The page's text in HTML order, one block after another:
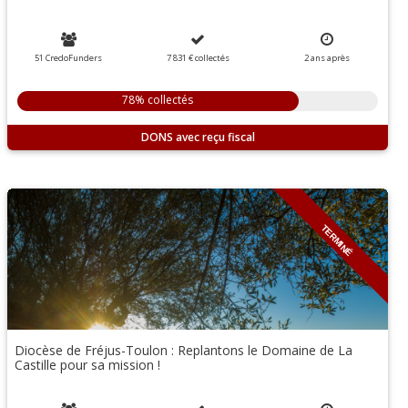
51 CredoFunders 7 831 €collectés 2ansaprès
78% collectés
DONS
TERMINÉ
Diocèse de Fréjus-Toulon : Replantons le Domaine de La
Castille pour sa mission !